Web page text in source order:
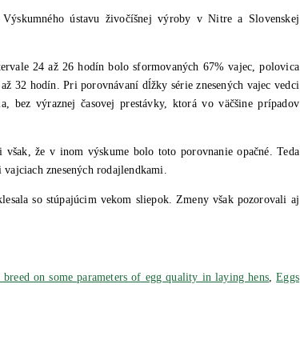
ústavu živočíšnej výroby v Nitre a Slovenskej
24 až 26 hodín bolo sformovaných 67% vajec, polovica
32 hodín. Pri porovnávaní dĺžky série znesených vajec vedci
bez výraznej časovej prestávky, ktorá vo väčšine prípadov
že v inom výskume bolo toto porovnanie opačné. Teda
znesených rodajlendkami.
so stúpajúcim vekom sliepok. Zmeny však pozorovali aj
on some parameters of egg quality in laying hens,Eggs